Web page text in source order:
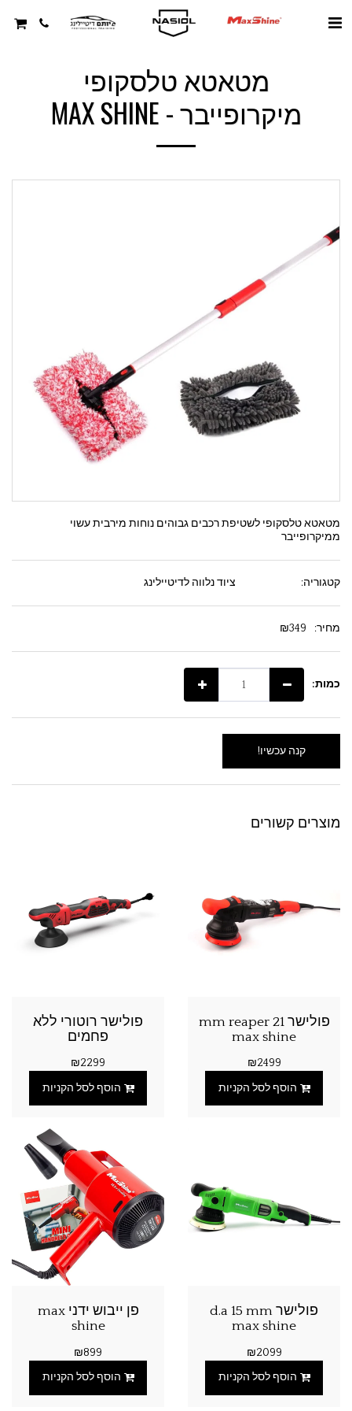
מטאטא טלסקופי
מיקרופייבר - MAX SHINE
מטאטא טלסקופי לשטיפת רכבים גבוהים נוחות מירבית עשוי
ממיקרופייבר
קטגוריה: ציוד נלווה לדיטיילינג
מחיר: ₪349
כמות:
קנה עכשיו!
מוצרים קשורים
פולישר 21 mm reaper
max shine
₪2499
הוסף לסל הקניות
פולישר רוטורי ללא
פחמים
₪2299
הוסף לסל הקניות
פולישר d.a 15 mm
max shine
₪2099
הוסף לסל הקניות
פן ייבוש ידני max
shine
₪899
הוסף לסל הקניות